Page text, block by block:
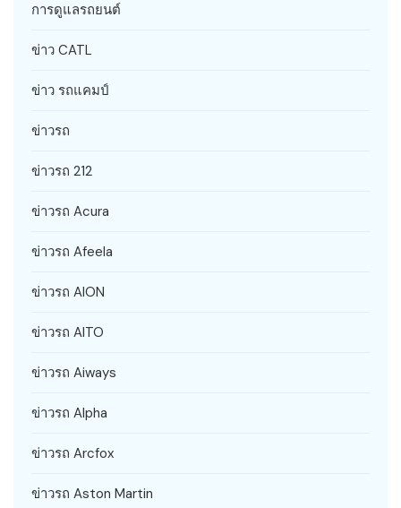
การดูแลรถยนต์
ข่าว CATL
ข่าว รถแคมป์
ข่าวรถ
ข่าวรถ 212
ข่าวรถ Acura
ข่าวรถ Afeela
ข่าวรถ AION
ข่าวรถ AITO
ข่าวรถ Aiways
ข่าวรถ Alpha
ข่าวรถ Arcfox
ข่าวรถ Aston Martin